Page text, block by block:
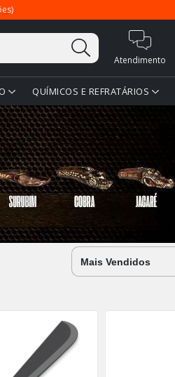
Atendimento
QUÍMICOS E REFRATÁRIOS